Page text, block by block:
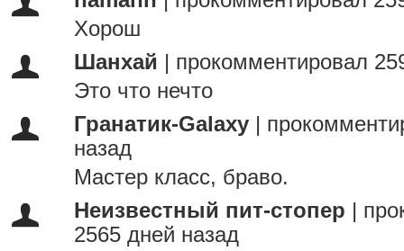
Хорош
Шанхай
прокомментировал
Это что нечто
Гранатик-Galaxy
назад
Мастер класс, браво.
Неизвестный пит-стопер
2565 дней назад